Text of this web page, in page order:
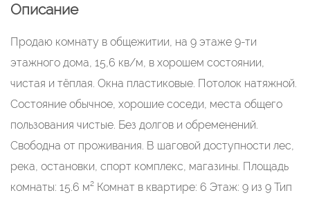
Описание
Продаю комнату в общежитии, на 9 этаже 9-ти
этажного дома, 15,6 кв/м, в хорошем состоянии,
чистая и тёплая. Окна пластиковые. Потолок натяжной.
Состояние обычное, хорошие соседи, места общего
пользования чистые. Без долгов и обременений.
Свободна от проживания. В шаговой доступности лес,
река, остановки, спорт комплекс, магазины. Площадь
комнаты: 15.6 м² Комнат в квартире: 6 Этаж: 9 из 9 Тип